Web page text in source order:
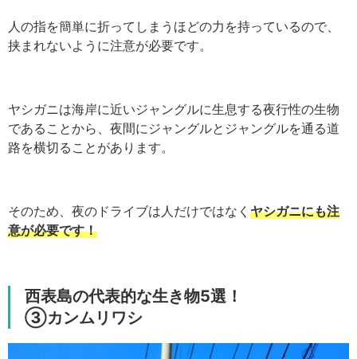
人の指を簡単に折ってしまうほどの力を持っているので、
挟まれないように注意が必要です。
ヤシガニは海岸に近いジャングルに生息する夜行性の生物
であることから、夜間にジャングルとジャングルを通る道
路を横切ることがあります。
そのため、夜のドライブは人だけではなく ヤシガニにも注
意が必要です！
西表島の代表的な生き物5選！
③カンムリワシ